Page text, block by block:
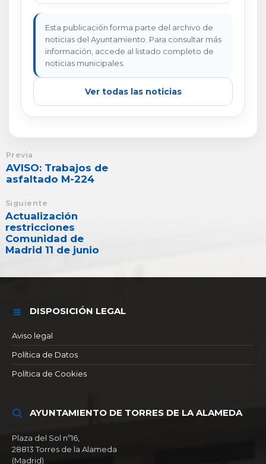
Esta publicación forma parte del archivo de
noticias del Ayuntamiento. Para consultar más
información, accede al listado completo de
noticias municipales.
Ver todas las noticias
Previa
AVISO: Trabajos de
asfaltado M-224
Siguiente
Actualización
restricciones
Comunidad de
Madrid 11 de junio
DISPOSICIÓN LEGAL
Aviso legal
Política de Datos
Política de Cookies
AYUNTAMIENTO DE TORRES DE LA ALAMEDA
Plaza del Sol nº16,
28813 Torres de la Alameda
(Madrid)